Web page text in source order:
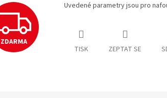
Z
D
ZDARMA
Uvedené parametry jsou pro
TISK ZEPTAT SE